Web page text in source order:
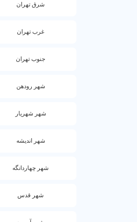
شرق تهران
غرب تهران
جنوب تهران
شهر رودهن
شهر شهریار
شهر اندیشه
شهر چهاردانگه
شهر قدس